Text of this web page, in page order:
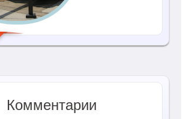
Комментарии